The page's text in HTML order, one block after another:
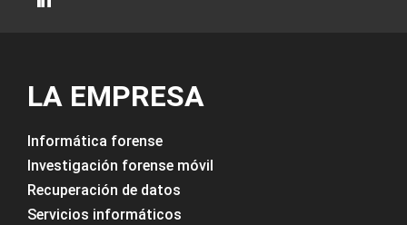
LA EMPRESA
Informática forense
Investigación forense móvil
Recuperación de datos
Servicios informáticos